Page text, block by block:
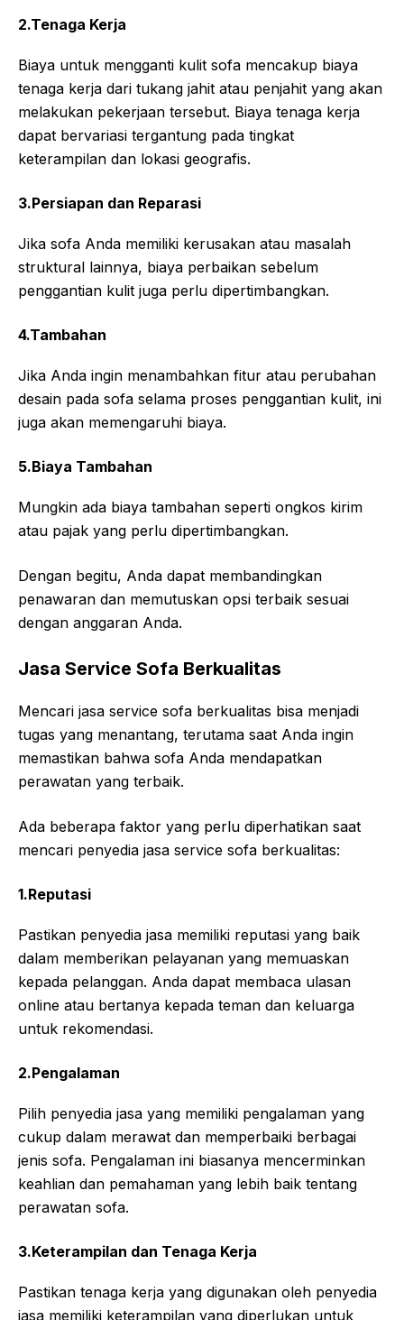
2.Tenaga Kerja
Biaya untuk mengganti kulit sofa mencakup biaya
tenaga kerja dari tukang jahit atau penjahit yang akan
melakukan pekerjaan tersebut. Biaya tenaga kerja
dapat bervariasi tergantung pada tingkat
keterampilan dan lokasi geografis.
3.Persiapan dan Reparasi
Jika sofa Anda memiliki kerusakan atau masalah
struktural lainnya, biaya perbaikan sebelum
penggantian kulit juga perlu dipertimbangkan.
4.Tambahan
Jika Anda ingin menambahkan fitur atau perubahan
desain pada sofa selama proses penggantian kulit, ini
juga akan memengaruhi biaya.
5.Biaya Tambahan
Mungkin ada biaya tambahan seperti ongkos kirim
atau pajak yang perlu dipertimbangkan.
Dengan begitu, Anda dapat membandingkan
penawaran dan memutuskan opsi terbaik sesuai
dengan anggaran Anda.
Jasa Service Sofa Berkualitas
Mencari jasa service sofa berkualitas bisa menjadi
tugas yang menantang, terutama saat Anda ingin
memastikan bahwa sofa Anda mendapatkan
perawatan yang terbaik.
Ada beberapa faktor yang perlu diperhatikan saat
mencari penyedia jasa service sofa berkualitas:
1.Reputasi
Pastikan penyedia jasa memiliki reputasi yang baik
dalam memberikan pelayanan yang memuaskan
kepada pelanggan. Anda dapat membaca ulasan
online atau bertanya kepada teman dan keluarga
untuk rekomendasi.
2.Pengalaman
Pilih penyedia jasa yang memiliki pengalaman yang
cukup dalam merawat dan memperbaiki berbagai
jenis sofa. Pengalaman ini biasanya mencerminkan
keahlian dan pemahaman yang lebih baik tentang
perawatan sofa.
3.Keterampilan dan Tenaga Kerja
Pastikan tenaga kerja yang digunakan oleh penyedia
jasa memiliki keterampilan yang diperlukan untuk